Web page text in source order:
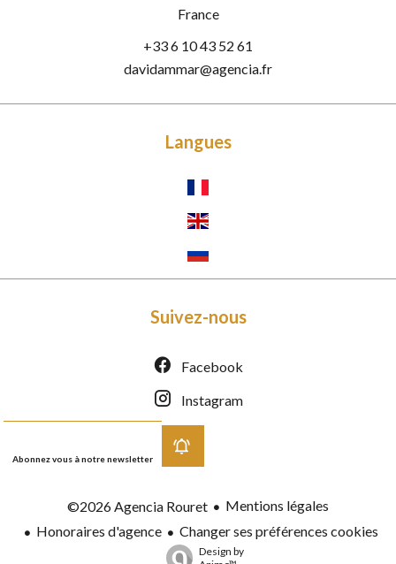
France
+33 6 10 43 52 61
davidammar@agencia.fr
Langues
Suivez-nous
Facebook
Instagram
Abonnez vous à notre newsletter
©2026 Agencia Rouret
Mentions légales
Honoraires d'agence
Changer ses préférences cookies
Design by